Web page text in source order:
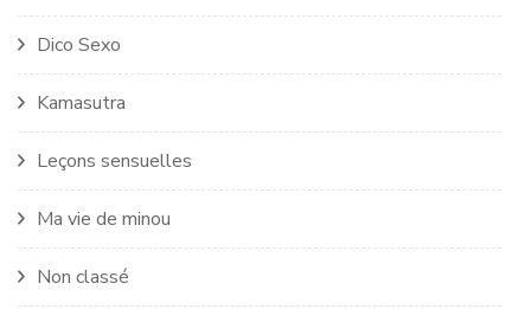
Dico Sexo
Kamasutra
Leçons sensuelles
Ma vie de minou
Non classé